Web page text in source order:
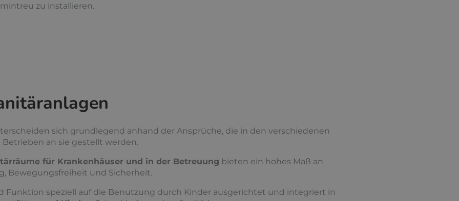
zu installieren.
sich grundlegend anhand der Ansprüche, die in den verschiedenen
an sie gestellt werden.
für Krankenhäuser und in der Betreuung bieten ein hohes Maß an
Bewegungsfreiheit und Sicherheit.
Funktion speziell auf die Benutzung durch Kinder ausgerichtet und integriert in